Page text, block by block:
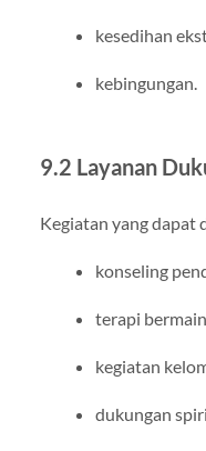
kesedihan
kebingungan.
9.2 Layanan
Kegiatan yang dapat
konseling
terapi
kegiatan
dukungan